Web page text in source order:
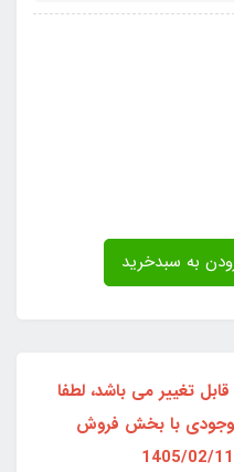
تغییر می باشد، لطفا
با بخش فروش